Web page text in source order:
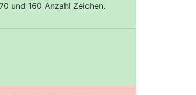
und 160 Anzahl Zeichen.